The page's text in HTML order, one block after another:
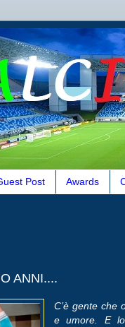
Post Awards
ANNI....
C’è gente che
e umore. E